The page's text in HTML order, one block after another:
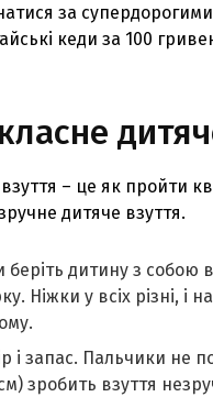
за
кеди за 100
– це як пройти
дитяче взуття.
дитину з собою
Ніжки у всіх різні, і
і запас. Пальчики не
зробить взуття